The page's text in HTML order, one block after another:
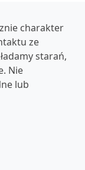
charakter
ze
starań,
Nie
lub